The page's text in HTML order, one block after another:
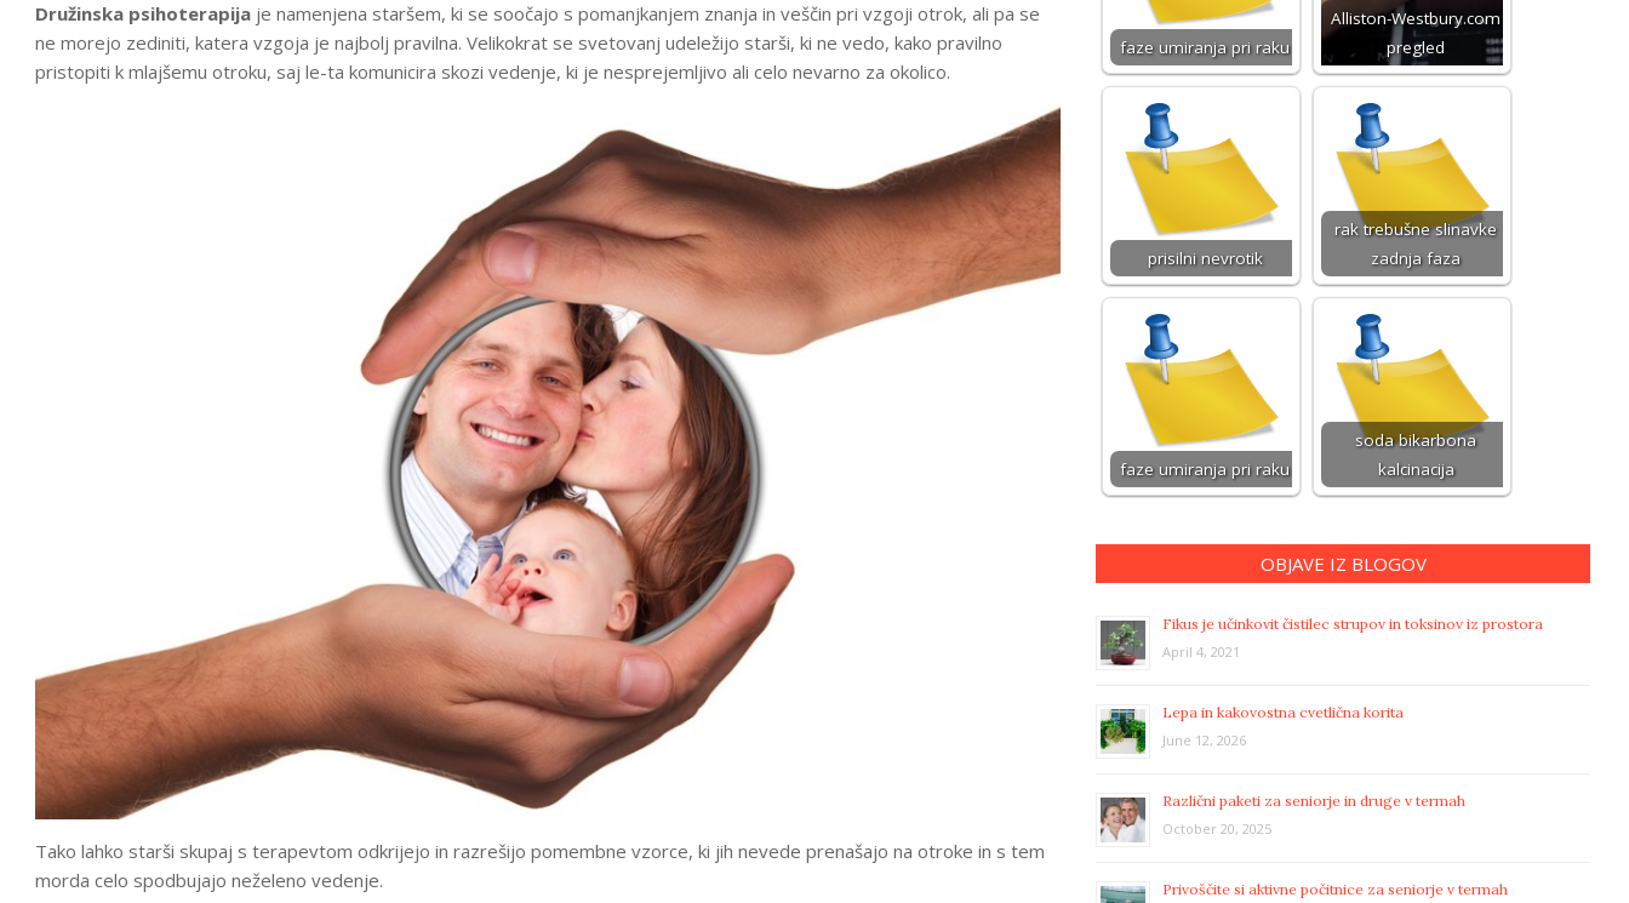
Družinska psihoterapija je namenjena staršem, ki se soočajo s pomanjkanjem znanja in veščin pri vzgoji otrok, ali pa se
ne morejo zediniti, katera vzgoja je najbolj pravilna. Velikokrat se svetovanj udeležijo starši, ki ne vedo, kako pravilno
pristopiti k mlajšemu otroku, saj le-ta komunicira skozi vedenje, ki je nesprejemljivo ali celo nevarno za okolico.
Tako lahko starši skupaj s terapevtom odkrijejo in razrešijo pomembne vzorce, ki jih nevede prenašajo na otroke in s tem
morda celo spodbujajo neželeno vedenje.
faze umiranja pri raku
Alliston-Westbury.com
pregled
prisilni nevrotik
rak trebušne slinavke
zadnja faza
faze umiranja pri raku
soda bikarbona
kalcinacija
OBJAVE IZ BLOGOV
Fikus je učinkovit čistilec strupov in toksinov iz prostora
April 4, 2021
Lepa in kakovostna cvetlična korita
June 12, 2026
Različni paketi za seniorje in druge v termah
October 20, 2025
Privoščite si aktivne počitnice za seniorje v termah